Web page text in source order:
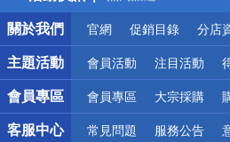
銀行優惠
偏遠地區配送
詐騙網頁！請小心！
關於我們
官網 促銷目錄 分店
主題活動 會員活動 注目活動
會員專區 會員專區 大宗採購
客服中心 常見問題 服務公告